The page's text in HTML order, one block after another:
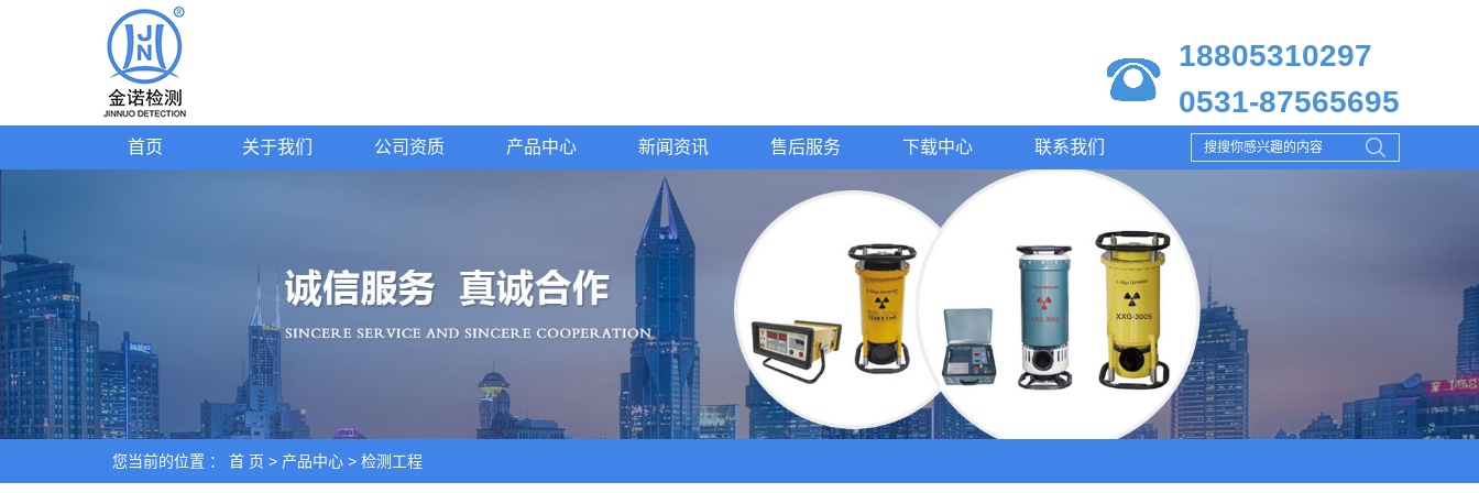
18805310297
0531-87565695
首页 关于我们 公司资质 产品中心
产品分类三
新闻资讯 售后服务 下载中心 联系我们
您当前的位置 ： 首 页 > 产品中心 > 检测工程